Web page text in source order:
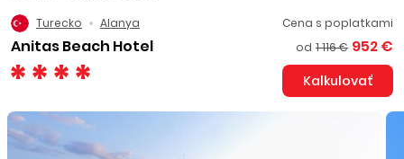
Turecko Alanya
Anitas Beach Hotel
Cena s poplatkami
od 1 116 € 952 €
Kalkulovať